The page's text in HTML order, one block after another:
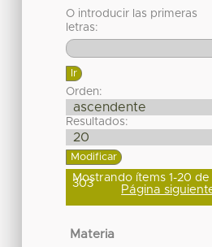
O introducir las primeras
letras:
Orden:
Resultados:
Mostrando ítems 1-20 de
303 Página
Materia